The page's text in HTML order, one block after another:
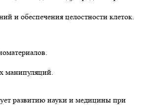
и обеспечения целостности клеток.
манипуляций.
развитию науки и медицины при